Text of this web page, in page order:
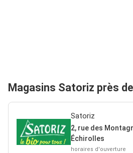
Magasins Satoriz près
Satoriz
2, rue des
Échirolles
horaires d'ouverture